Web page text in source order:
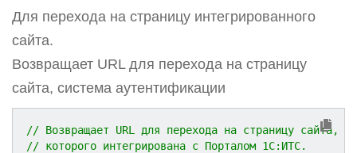
Для перехода на страницу интегрированного
сайта.
Возвращает URL для перехода на страницу
сайта, система аутентификации
// Возвращает URL для перехода на страницу сайта,
// которого интегрирована с Порталом 1С:ИТС.